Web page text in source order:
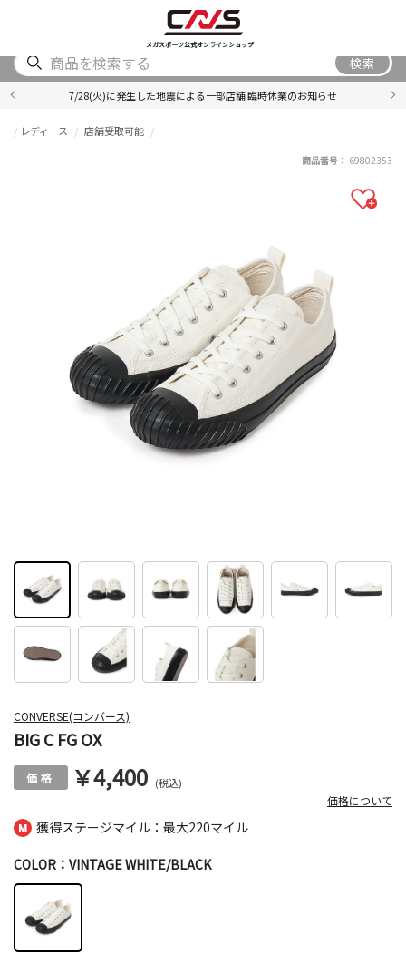
メガスポーツ公式オンラインショップ
ACCESSORY
検索
7/28(火)に発生した地震による一部店舗 臨時休業のお知らせ
獲得ステージマイル：最大220マイル
CONVERSE(コンバース)
BIG C FG OX
レディース 店舗受取可能
￥4,400 (税込)
価格について
商品番号： 69802353
COLOR：VINTAGE WHITE/BLACK